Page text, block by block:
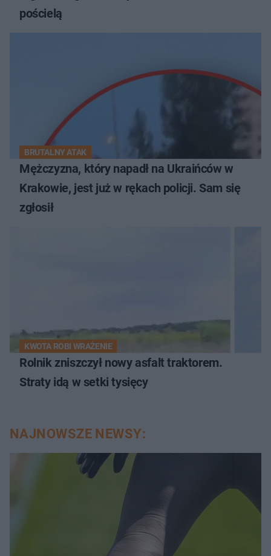
pościelą
BRUTALNY ATAK
Mężczyzna, który napadł na Ukraińców w
Krakowie, jest już w rękach policji. Sam się
zgłosił
KWOTA ROBI WRAŻENIE
Rolnik zniszczył nowy asfalt traktorem.
Straty idą w setki tysięcy
NAJNOWSZE NEWSY: